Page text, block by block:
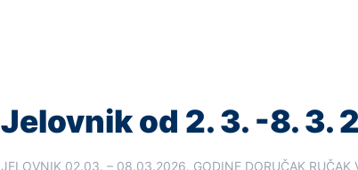
Jelovnik od 2. 3. -8. 3.
JELOVNIK 02.03. – 08.03.2026. GODINE DORUČAK RUČAK